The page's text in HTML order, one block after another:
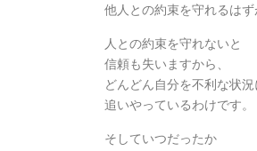
他人との約束を守れるはず
人との約束を守れないと
信頼も失いますから、
どんどん自分を不利な状況
追いやっているわけです。
そしていつだったか